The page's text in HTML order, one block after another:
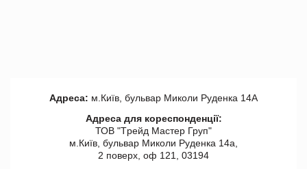
Адреса: м.Київ, бульвар Миколи Руденка 14А
Адреса для кореспонденції:
ТОВ "Tрейд Мастер Груп"
м.Київ, бульвар Миколи Руденка 14а,
2 поверх, оф 121, 03194